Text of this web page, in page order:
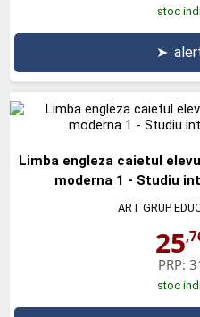
stoc
➤
Limba engleza caietul
moderna 1 - Studiu
ART GRUP
25
PRP:
stoc